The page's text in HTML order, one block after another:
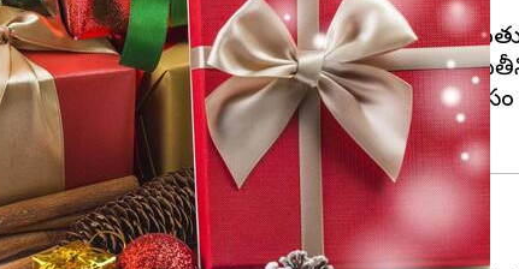
చేస్తున్నాయి. ఈ సందర్భంగా సాంటాక్లాజ్‌,
వారికి గిఫ్ట్‌లు ఇచ్చి, వారిని సర్‌ప్రైజ్‌ చేసే
గిఫ్ట్‌ విషయాలు ఆలోచిస్తున్నారా? అయితే, మీ కోసం